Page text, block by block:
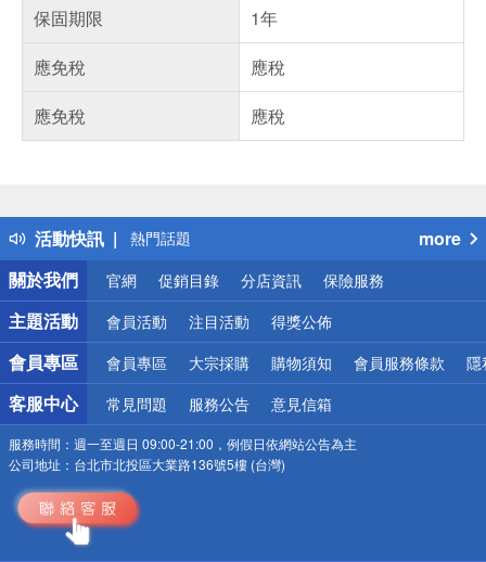
保固期限
1年
應免稅
應稅
應免稅
應稅
活動快訊
得獎公告
熱門話題
銀行優惠
偏遠地區配送
詐騙網頁！請小心！
more
關於我們
官網 促銷目錄 分店資訊 保險服務
主題活動 會員活動 注目活動 得獎公佈
會員專區 會員專區 大宗採購 購物須知 會員服務條款 隱
客服中心 常見問題 服務公告 意見信箱
服務時間： 週一至週日 09:00-21:00，例假日依網站公告為主
公司地址： 台北市北投區大業路136號5樓 (台灣)